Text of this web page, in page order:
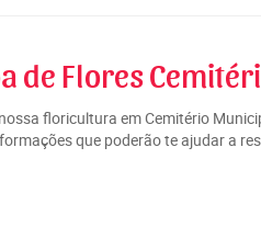
de Flores
floricultura em Cemitério
que poderão te ajudar a